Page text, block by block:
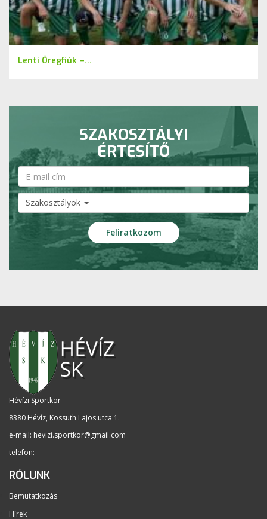
Lenti Öregfiúk –...
SZAKOSZTÁLYI
ÉRTESÍTŐ
Szakosztályok
Hévízi Sportkör
8380 Hévíz, Kossuth Lajos utca 1 .
e-mail: hevizi.sportkor@gmail.com
telefon: -
RÓLUNK
Bemutatkozás
Hírek